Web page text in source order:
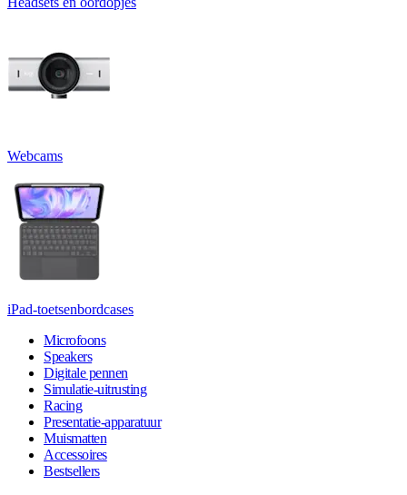
Webcams
iPad-toetsenbordcases
Microfoons
Speakers
Digitale pennen
Simulatie-uitrusting
Racing
Presentatie-apparatuur
Muismatten
Accessoires
Bestsellers